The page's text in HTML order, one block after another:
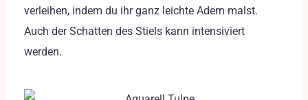
verleihen, indem du ihr ganz leichte Adern malst.
Auch der Schatten des Stiels kann intensiviert
werden.